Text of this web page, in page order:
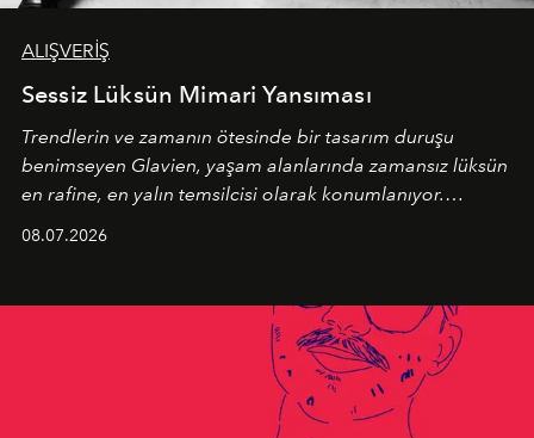
ALIŞVERİŞ
Sessiz Lüksün Mimari Yansıması
Trendlerin ve zamanın ötesinde bir tasarım duruşu
benimseyen Glavien, yaşam alanlarında zamansız lüksün
en rafine, en yalın temsilcisi olarak konumlanıyor.
08.07.2026